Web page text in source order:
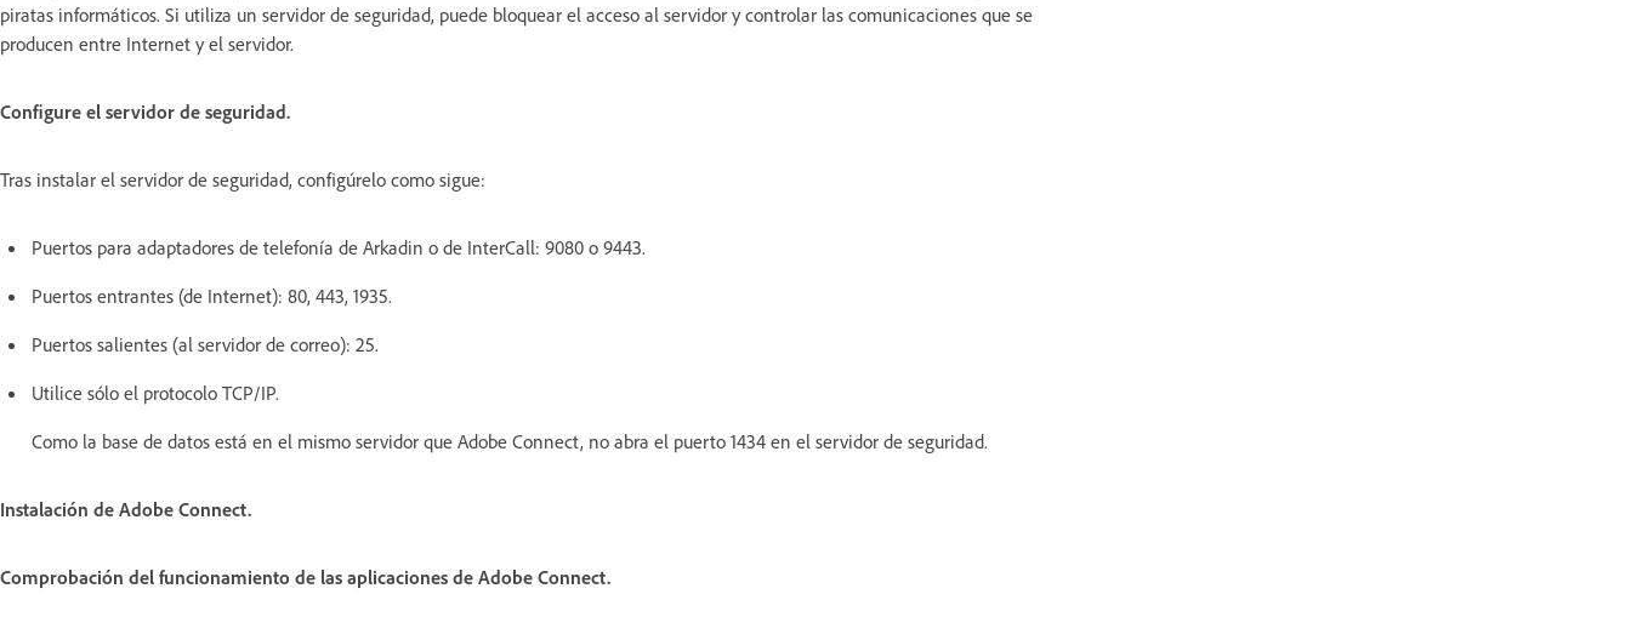
piratas informáticos. Si utiliza un servidor de seguridad, puede bloquear el acceso al servidor y controlar las comunicaciones que se
producen entre Internet y el servidor.
Configure el servidor de seguridad.
Tras instalar el servidor de seguridad, configúrelo como sigue:
Puertos para adaptadores de telefonía de Arkadin o de InterCall: 9080 o 9443.
Puertos entrantes (de Internet): 80, 443, 1935.
Puertos salientes (al servidor de correo): 25.
Utilice sólo el protocolo TCP/IP.
Como la base de datos está en el mismo servidor que Adobe Connect, no abra el puerto 1434 en el servidor de seguridad.
Instalación de Adobe Connect.
Comprobación del funcionamiento de las aplicaciones de Adobe Connect.